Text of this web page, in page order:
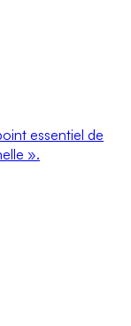
essentiel de
».